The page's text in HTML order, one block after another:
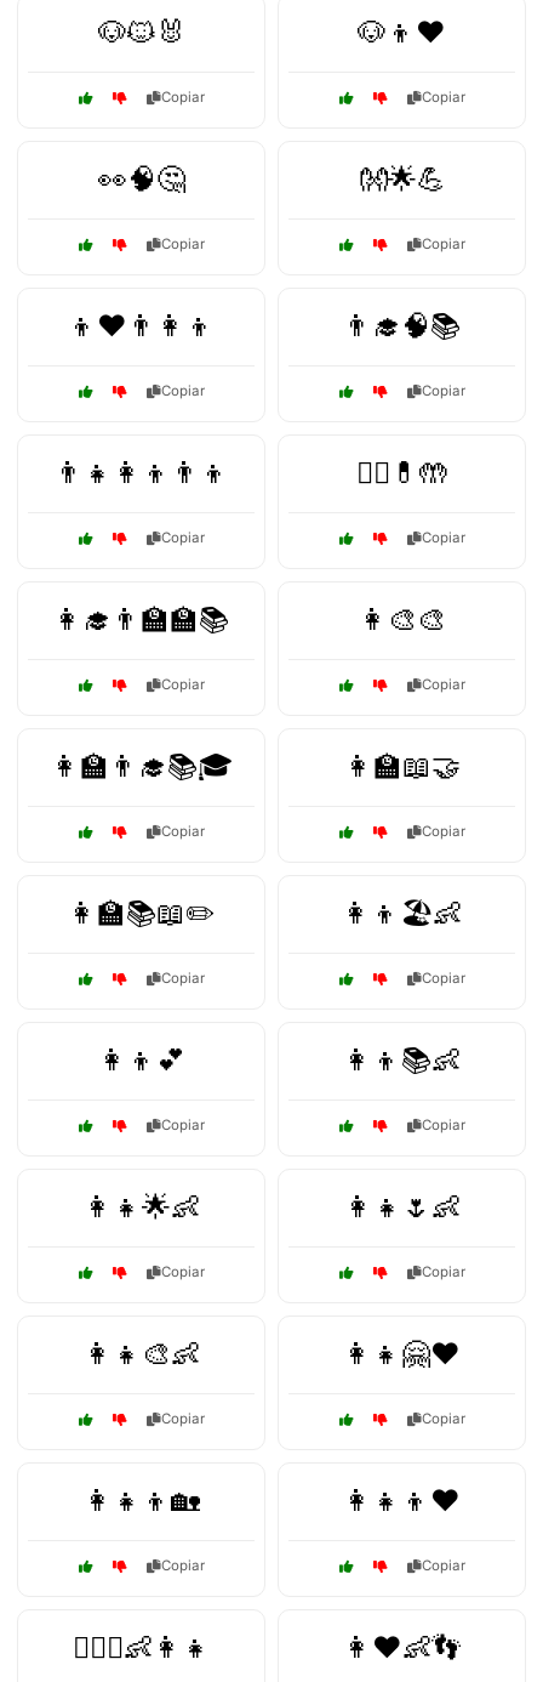
🐶🐱🐰
Copiar
🐶👦❤️
Copiar
👀🧠🤔
Copiar
👐🌟💪
Copiar
👦❤️👨‍👩‍👦
Copiar
👨‍🎓🧠📚
Copiar
👨‍👧👩‍👦👨‍👦
Copiar
👨‍⚕️💊🤲
Copiar
👩‍🎓👨‍🏫🏫📚
Copiar
👩‍🎨🎨
Copiar
👩‍🏫👨‍🎓📚🎓
Copiar
👩‍🏫📖🤝
Copiar
👩‍🏫📚📖✏️
Copiar
👩‍👦🏖️👶
Copiar
👩‍👦💕
Copiar
👩‍👦📚👶
Copiar
👩‍👧🌟👶
Copiar
👩‍👧🌷👶
Copiar
👩‍👧🎨👶
Copiar
👩‍👧🤗❤️
Copiar
👩‍👧‍👦🏡
Copiar
👩‍👧‍👦❤️
Copiar
👩‍❤️‍👨👶👩‍👧 👩❤️👶👣